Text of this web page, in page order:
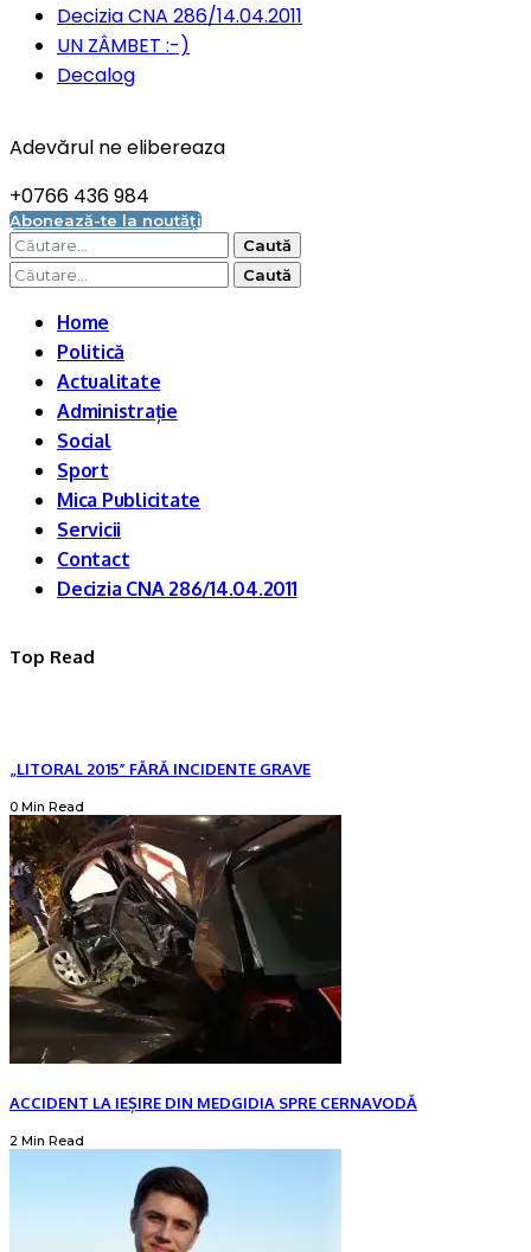
Decizia CNA 286/14.04.2011
UN ZÂMBET :-)
Decalog
Adevărul ne elibereaza
+0766 436 984
Abonează-te la noutăți
Caută
după:
Caută
Home
Politică
Actualitate
Administrație
Social
Sport
Mica Publicitate
Servicii
Contact
Decizia CNA 286/14.04.2011
Top Read
„LITORAL 2015” FĂRĂ INCIDENTE GRAVE
0 Min Read
ACCIDENT LA IEȘIRE DIN MEDGIDIA SPRE CERNAVODĂ
2 Min Read